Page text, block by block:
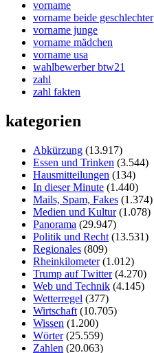
vorname
vorname beide geschlechter
vorname junge
vorname mädchen
vorname usa
wahlbewerber btw21
zahl
zahl fakten
kategorien
Abkürzung (13.917)
Essen und Trinken (3.544)
Hausmitteilungen (134)
In dieser Minute (1.440)
Mails, Spam, Fakes (1.374)
Medien und Kultur(1.078)
Panorama (29.947)
Politik und Recht (13.531)
Regionales (809)
Rheinkilometer(1.012)
Trump auf Twitter(4.270)
Web und Technik (4.145)
Wetterregel (377)
Wirtschaft (10.705)
Wissen (1.200)
Wörter(25.559)
Zahlen (20.063)